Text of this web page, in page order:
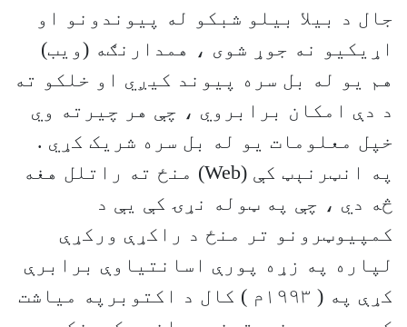
جال د بيلا بيلو شبکو له پيوندونو او
اړيکيو نه جوړ شوی ، همدارنګه (ويب)
هم يو له بل سره پيوند کيږي او خلکو ته
د دې امکان برابروي ، چې هر چيرته وي
خپل معلومات يو له بل سره شريک کړي .
په انټرنېټ کې (Web) منځ ته راتلل هغه
څه دي ، چې په ټوله نړۍ کې يې د
کمپيوټرونو تر منځ د راکړې ورکړې
لپاره په زړه پورې اسانتياوې برابرې
کړې په ( ١٩٩٣م ) کال د اکتوبرپه مياشت